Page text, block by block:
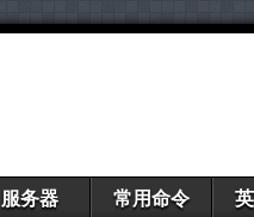
服务器 常用命令